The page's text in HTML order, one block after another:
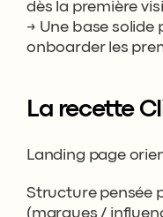
dès la première
→ Une base solide
onboarder les
La recette
Landing page
Structure pensée
(marques /